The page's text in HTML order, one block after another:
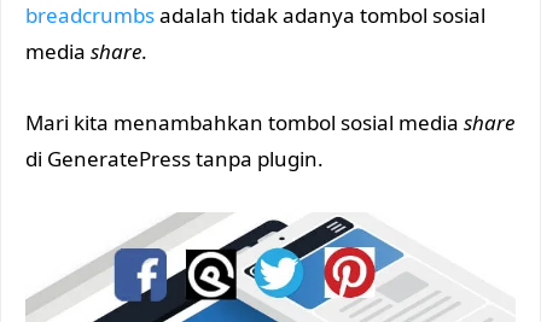
breadcrumbsadalah tidak adanya tombol sosial
media share.
Mari kita menambahkan tombol sosial media share
di GeneratePress tanpa plugin.